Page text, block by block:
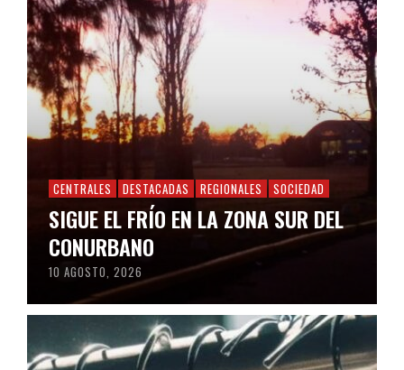
CENTRALES DESTACADAS REGIONALES SOCIEDAD
SIGUE EL FRÍO EN LA ZONA SUR DEL
CONURBANO
10 AGOSTO, 2026